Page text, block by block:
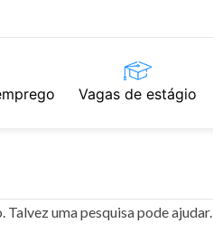
Vagas de estágio
uma pesquisa pode ajudar.